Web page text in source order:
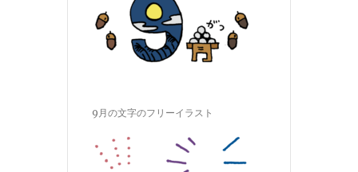
9月の文字のフリーイラスト